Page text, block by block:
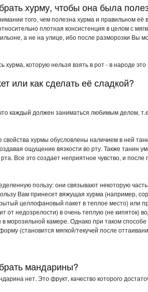
хурму, чтобы она была
того, чем полезна хурма и правильном
плотная консистенция в целом с
а не на улице, ибо после разморозки Вы
хурма, которую нельзя взять в рот - в народе
или как сделать её сладкой?
каждый должен заниматься любимым делом,
хурмы обусловлены наличием в ней
ощущение вязкости во рту. Также танин
Все это создает неприятное чувство, и
пользу: они связывают некоторую
Вам принесет вяжущая хурма (например,
целлофановый пакет в теплое место) или
от недозрелости) в очень теплую (не
морозильной камере. Однако при таком
(становится мягкой/текучей после
мандарины?
нет. Это фрукт, качество которого